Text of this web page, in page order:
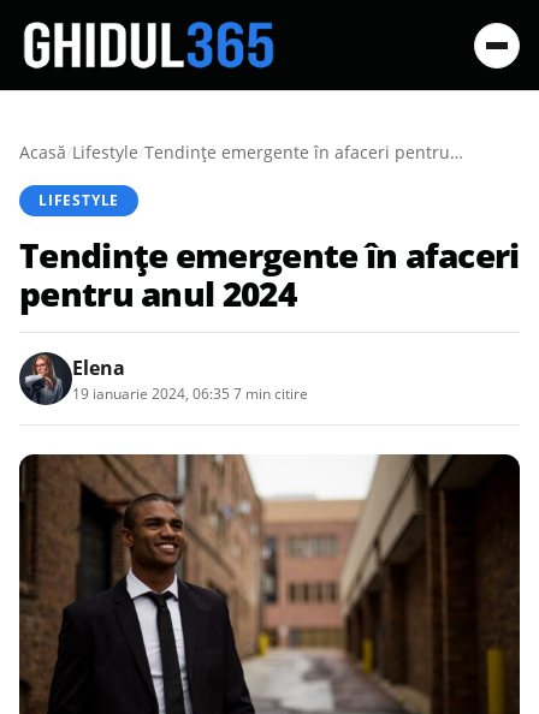
Acasă/Lifestyle/ Tendințe emergente în afaceri pentru anul 2024
LIFESTYLE
Tendințe emergente în afaceri
pentru anul 2024
Elena
19 ianuarie 2024, 06:35 7 min citire